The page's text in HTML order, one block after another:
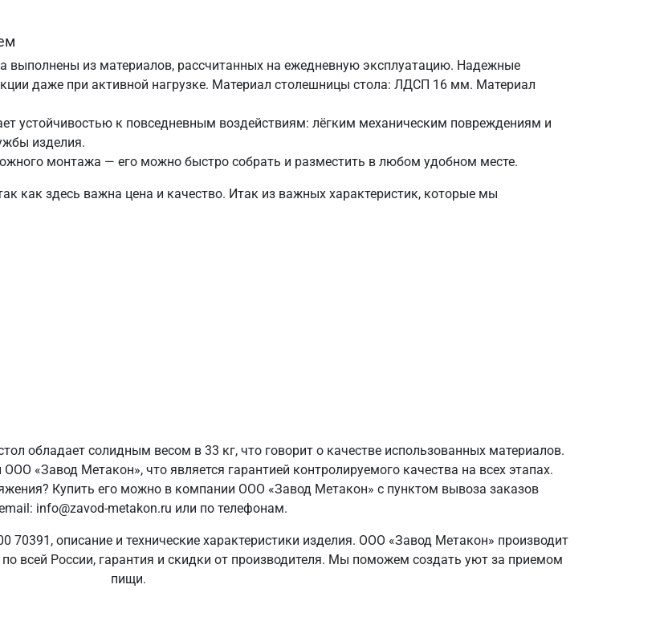
выполнены из материалов, рассчитанных на ежедневную эксплуатацию. Надежные
даже при активной нагрузке. Материал столешницы стола: ЛДСП 16 мм. Материал
устойчивостью к повседневным воздействиям: лёгким механическим повреждениям и
изделия.
монтажа — его можно быстро собрать и разместить в любом удобном месте.
как здесь важна цена и качество. Итак из важных характеристик, которые мы
обладает солидным весом в 33 кг, что говорит о качестве использованных материалов.
«Завод Метакон», что является гарантией контролируемого качества на всех этапах.
Купить его можно в компании ООО «Завод Метакон» с пунктом вывоза заказов
info@zavod-metakon.ru или по телефонам.
описание и технические характеристики изделия. ООО «Завод Метакон» производит
всей России, гарантия и скидки от производителя. Мы поможем создать уют за приемом
пищи.